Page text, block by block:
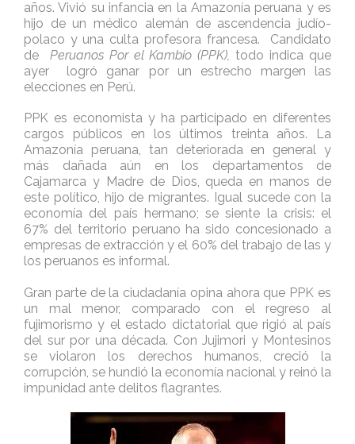
años. Vivió su infancia en la Amazonía peruana y es
hijo de un médico alemán de ascendencia judío-
polaco y una culta profesora francesa. Candidato
de Peruanos Por el Kambio (PPK),todo indica que
ayer logró ganar por un estrecho margen las
elecciones en Perú.
PPK es economista y ha participado en diferentes
cargos públicos en los últimos treinta años. La
Amazonía peruana, tan deteriorada en general y
más dañada aún en los departamentos de
Cajamarca y Madre de Dios, queda en manos de
este político, hijo de migrantes. Igual sucede con la
economía del país hermano; se siente la crisis: el
67% del territorio peruano ha sido concesionado a
empresas de extracción y el 60% del trabajo de las y
los peruanos es informal.
Gran parte de la ciudadanía opina ahora que PPK es
un mal menor, comparado con el regreso al
fujimorismo y el estado dictatorial que rigió al país
del sur por una década. Con Jujimori y Montesinos
se violaron los derechos humanos, creció la
corrupción, se hundió la economía nacional y reinó la
impunidad ante delitos flagrantes.